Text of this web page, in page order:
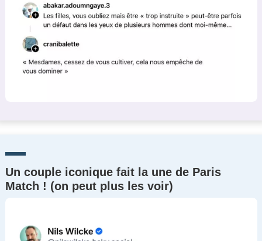
Un couple iconique fait la une de Paris
Match ! (on peut plus les voir)